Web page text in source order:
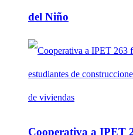
del Niño
Cooperativa a IPET